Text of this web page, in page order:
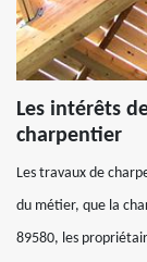
Les intérêts
charpentier
Les travaux de
du métier, que la
89580, les